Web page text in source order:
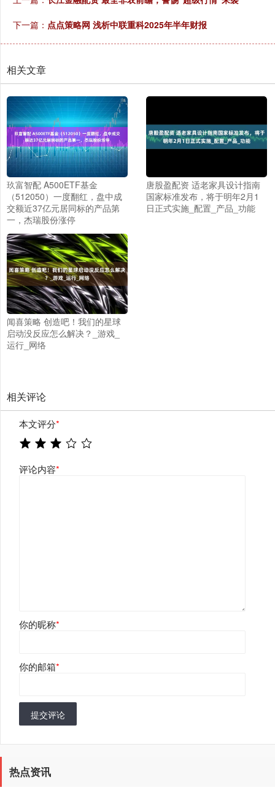
下一篇： 点点策略网 浅析中联重科2025年半年财报
相关文章
玖富智配 A500ETF基金
（512050）一度翻红，盘中成
交额近37亿元居同标的产品第
一，杰瑞股份涨停
唐股盈配资 适老家具设计指南
国家标准发布，将于明年2月1
日正式实施_配置_产品_功能
闻喜策略 创造吧！我们的星球
启动没反应怎么解决？_游戏_
运行_网络
相关评论
本文评分*
评论内容*
你的昵称*
你的邮箱*
提交评论
热点资讯